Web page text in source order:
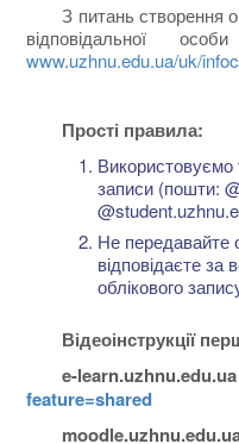
З питань створення
відповідальної
www.uzhnu.edu.ua/uk/
Прості правила:
Використовуємо
записи (пошти:
Не передавайте
відповідаєте за
облікового
Відеоінструкції
e-learn.uzhnu.edu.ua
feature=shared